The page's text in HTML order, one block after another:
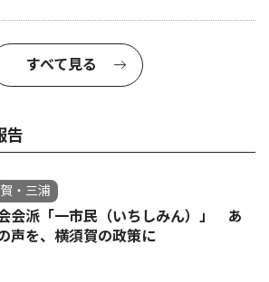
すべて見る
告
・三浦
会派「一市民（いちしみん）」 あ
声を、横須賀の政策に